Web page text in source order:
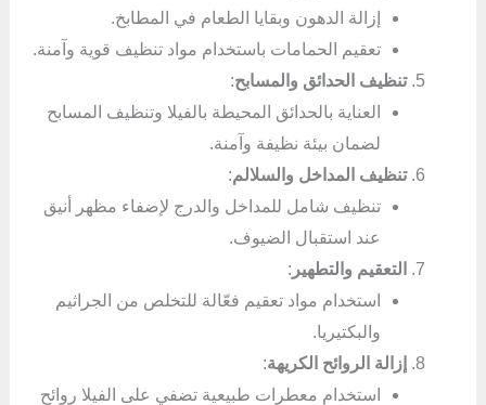
إزالة الدهون وبقايا الطعام في المطابخ.
تعقيم الحمامات باستخدام مواد تنظيف قوية وآمنة.
تنظيف الحدائق والمسابح:
العناية بالحدائق المحيطة بالفيلا وتنظيف المسابح
لضمان بيئة نظيفة وآمنة.
تنظيف المداخل والسلالم:
تنظيف شامل للمداخل والدرج لإضفاء مظهر أنيق
عند استقبال الضيوف.
التعقيم والتطهير :
استخدام مواد تعقيم فعّالة للتخلص من الجراثيم
والبكتيريا.
إزالة الروائح الكريهة:
استخدام معطرات طبيعية تضفي على الفيلا روائح